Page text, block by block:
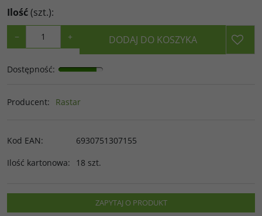
Ilość(szt.):
− + DODAJ DO KOSZYKA
Dostępność:
Producent: Rastar
Kod EAN:
6930751307155
Ilość kartonowa: 18 szt.
ZAPYTAJ O PRODUKT